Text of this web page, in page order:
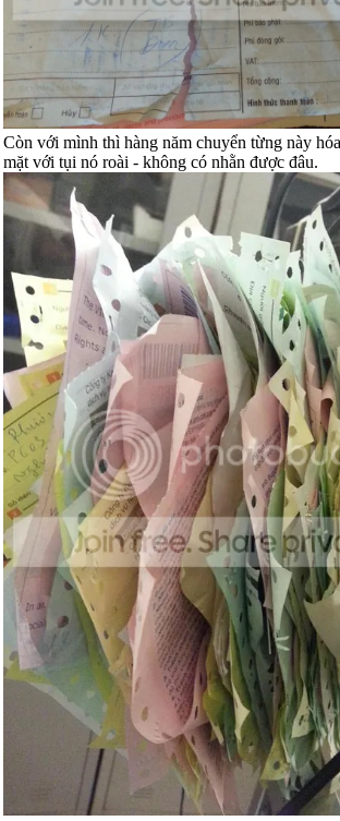
Còn với mình thì hàng năm chuyển từng này
mặt với tụi nó roài - không có nhằn được đâu.